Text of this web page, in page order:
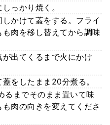
っかり焼く。
かけて蓋をする。フライ
肉を移し替えてから調味
出てくるまで火にかけ
をしたまま20分煮る。
るまでそのまま置いて味
肉の向きを変えてくださ